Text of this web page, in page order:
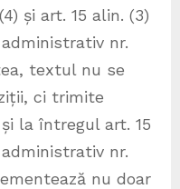
și art. 15 alin. (3)
nr.
textul nu se
ci trimite
la întregul art. 15
nr.
nu doar